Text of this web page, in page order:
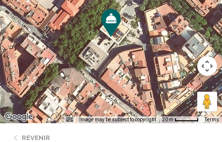
Image may be subject to copyright 20 m Terms
REVENIR